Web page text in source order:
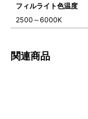
フィルライト色温度
2500～6000K
関連商品